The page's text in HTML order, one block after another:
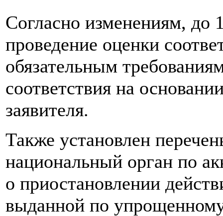
Согласно изменениям, до
проведение оценки
обязательным
соответствия на
заявителя.
Также установлен
национальный орган по
о приостановлении
выданной по